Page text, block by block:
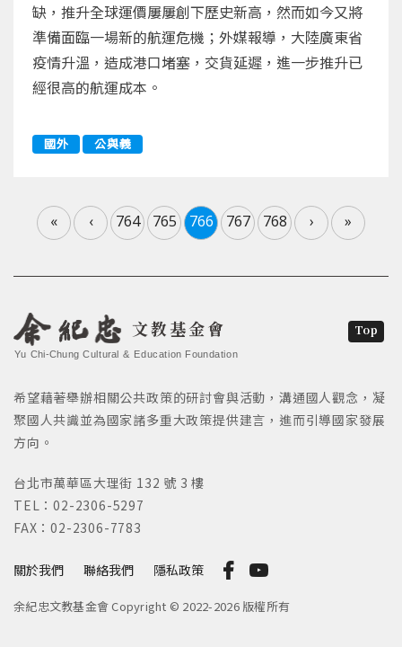
缺，推升全球運價屢屢創下歷史新高，然而如今又將
準備面臨一場新的航運危機；外媒報導，大陸廣東省
疫情升溫，造成港口堵塞，交貨延遲，進一步推升已
經很高的航運成本。
國外 公與義
« ‹ 764 765 766 767 768 › »
文教基金會
Yu Chi-Chung Cultural & Education Foundation
關於我們 聯絡我們 隱私政策
希望藉著舉辦相關公共政策的研討會與活動，溝通國人觀念，凝
聚國人共識並為國家諸多重大政策提供建言，進而引導國家發展
方向。
台北市萬華區大理街 132 號 3 樓
TEL：02-2306-5297
FAX：02-2306-7783
余紀忠文教基金會 Copyright © 2022-2026 版權所有
Top